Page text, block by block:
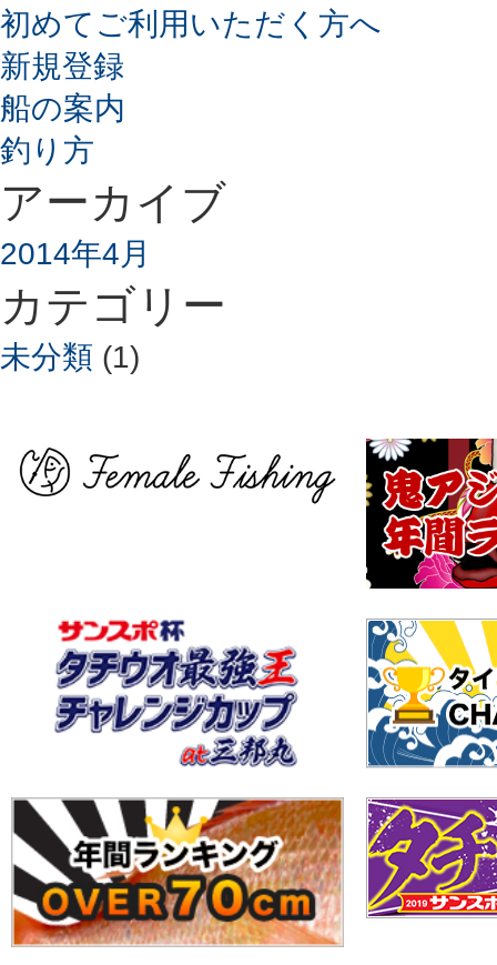
初めてご利用いただく方へ
新規登録
船の案内
釣り方
アーカイブ
2014年4月
カテゴリー
未分類 (1)